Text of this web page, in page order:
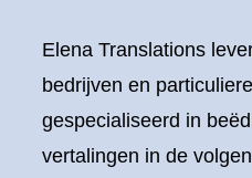
Elena Translations
bedrijven en
gespecialiseerd in
vertalingen in de